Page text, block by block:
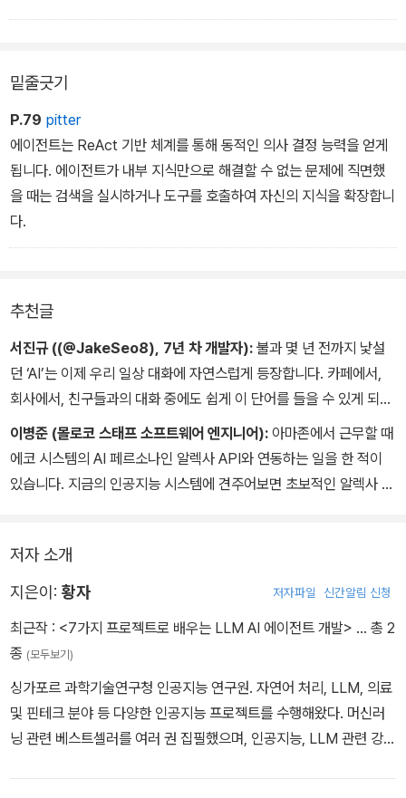
결 인지 기반 체계는 문제를 작은 하위 작업으로 나누고 계획에 따라
밑줄긋기
P.79 pitter
에이전트는 ReAct 기반 체계를 통해 동적인 의사 결정 능력을 얻게
됩니다. 에이전트가 내부 지식만으로 해결할 수 없는 문제에 직면했
을 때는 검색을 실시하거나 도구를 호출하여 자신의 지식을 확장합니
다.
추천글
서진규 ((@JakeSeo8), 7년 차 개발자): 불과 몇 년 전까지 낯설
던 ‘AI’는 이제 우리 일상 대화에 자연스럽게 등장합니다. 카페에서,
회사에서, 친구들과의 대화 중에도 쉽게 이 단어를 들을 수 있게 되었
습니다. ‘AI 에이전트’라는 용어도 지금은 생소하지만, 곧 친숙해질 것
입니다. 이 책은 AI 에이전트가 무엇인지, 어떻게 활용될 수 있는지 명
확하게 설명합니다. 독자들이 이 책을 통해 AI 에이전트에 대한 이해
이병준 (몰로코 스태프 소프트웨어 엔지니어): 아마존에서 근무할 때
에코 시스템의 AI 페르소나인 알렉사 API와 연동하는 일을 한 적이
있습니다. 지금의 인공지능 시스템에 견주어보면 초보적인 알렉사 시
고 있었습니다. 이제 그런 시스템은 구식이 되었고, 에이전트를 통해
AI가 주변 환경과 연동하는 방식이 대세가 되고 있습니다. 이 책은 전
르게 익힐 수 있도록 돕습니다. 에이전트 개발을 배우고자 하는 많은
분에게 도움이 될 거라 믿습니다.
저자 소개
지은이: 황자 저자파일 신간알림 신청
최근작 : <7가지 프로젝트로 배우는 LLM AI 에이전트 개발> … 총 2
종 (모두보기)
싱가포르 과학기술연구청 인공지능 연구원. 자연어 처리, LLM, 의료
및 핀테크 분야 등 다양한 인공지능 프로젝트를 수행해왔다. 머신러
닝 관련 베스트셀러를 여러 권 집필했으며, 인공지능, LLM 관련 강의